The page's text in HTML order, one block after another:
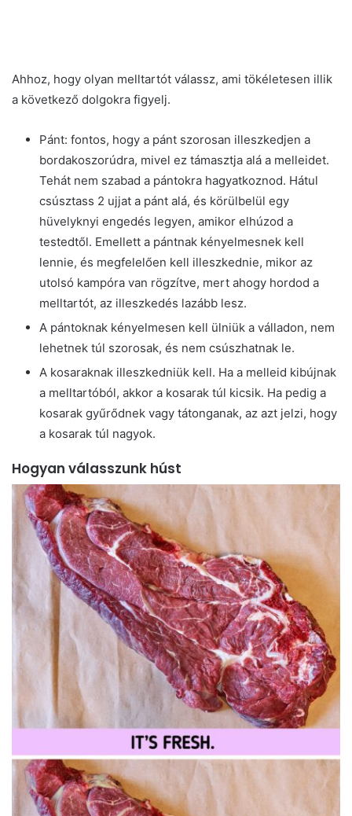
Ahhoz, hogy olyan melltartót válassz, ami tökéletesen illik
a következő dolgokra figyelj.
Pánt: fontos, hogy a pánt szorosan illeszkedjen a
bordakoszorúdra, mivel ez támasztja alá a melleidet.
Tehát nem szabad a pántokra hagyatkoznod. Hátul
csúsztass 2 ujjat a pánt alá, és körülbelül egy
hüvelyknyi engedés legyen, amikor elhúzod a
testedtől. Emellett a pántnak kényelmesnek kell
lennie, és megfelelően kell illeszkednie, mikor az
utolsó kampóra van rögzítve, mert ahogy hordod a
melltartót, az illeszkedés lazább lesz.
A pántoknak kényelmesen kell ülniük a válladon, nem
lehetnek túl szorosak, és nem csúszhatnak le.
A kosaraknak illeszkedniük kell. Ha a melleid kibújnak
a melltartóból, akkor a kosarak túl kicsik. Ha pedig a
kosarak gyűrődnek vagy tátonganak, az azt jelzi, hogy
a kosarak túl nagyok.
Hogyan válasszunk húst